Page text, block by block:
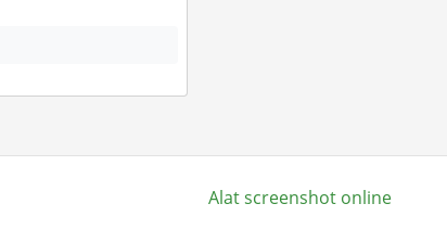
Alat screenshot online